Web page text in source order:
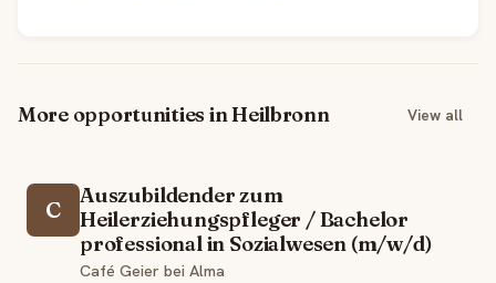
More opportunities in Heilbronn View all
C
Auszubildender zum
Heilerziehungspfleger / Bachelor
professional in Sozialwesen (m/w/d)
Café Geier bei Alma